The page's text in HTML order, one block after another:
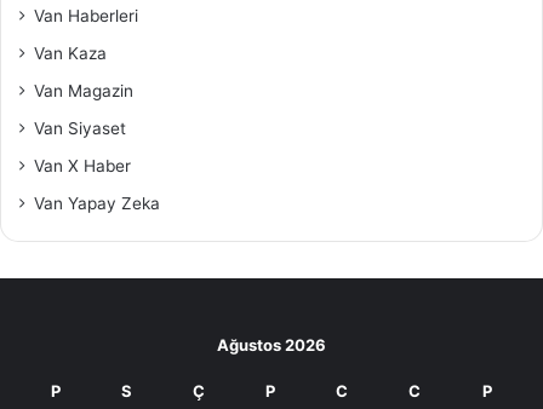
Van Haberleri
Van Kaza
Van Magazin
Van Siyaset
Van X Haber
Van Yapay Zeka
Ağustos 2026
P S Ç P C C P